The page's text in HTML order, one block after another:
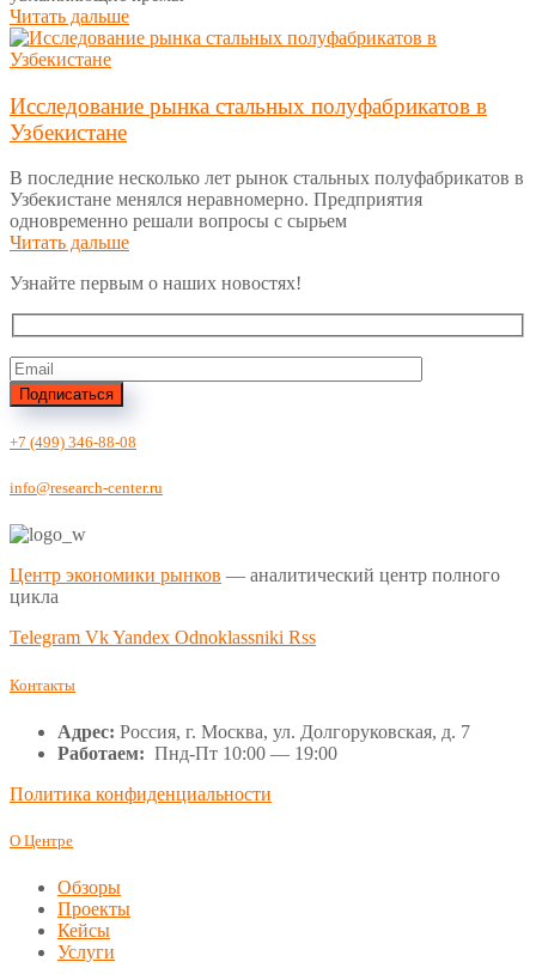
Читать дальше
Исследование рынка стальных полуфабрикатов в
Узбекистане
В последние несколько лет рынок стальных полуфабрикатов в
Узбекистане менялся неравномерно. Предприятия
одновременно решали вопросы с сырьем
Читать дальше
Узнайте первым о наших новостях!
Подписаться
+7 (499) 346-88-08
info@research-center.ru
Центр экономики рынков — аналитический центр полного
цикла
Telegram VkYandex Odnoklassniki Rss
Контакты
Адрес: Россия, г. Москва, ул. Долгоруковская, д. 7
Работаем: Пнд-Пт 10:00 — 19:00
Политика конфиденциальности
О Центре
Обзоры
Проекты
Кейсы
Услуги